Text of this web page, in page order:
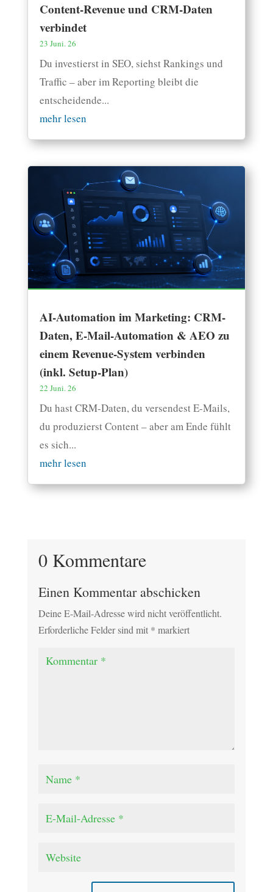
Content-Revenue und CRM-Daten
verbindet
23 Juni. 26
Du investierst in SEO, siehst Rankings und
Traffic – aber im Reporting bleibt die
entscheidende...
mehr lesen
AI-Automation im Marketing: CRM-
Daten, E-Mail-Automation & AEO zu
einem Revenue-System verbinden
(inkl. Setup-Plan)
22 Juni. 26
Du hast CRM-Daten, du versendest E-Mails,
du produzierst Content – aber am Ende fühlt
es sich...
mehr lesen
0 Kommentare
Einen Kommentar abschicken
Deine E-Mail-Adresse wird nicht veröffentlicht.
Erforderliche Felder sind mit * markiert